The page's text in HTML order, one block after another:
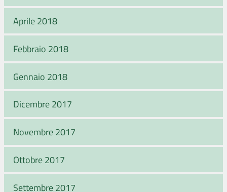
Aprile 2018
Febbraio 2018
Gennaio 2018
Dicembre 2017
Novembre 2017
Ottobre 2017
Settembre 2017